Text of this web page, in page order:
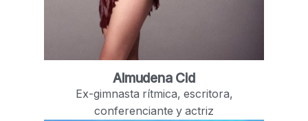
Almudena Cid
Ex-gimnasta rítmica, escritora,
conferenciante y actriz